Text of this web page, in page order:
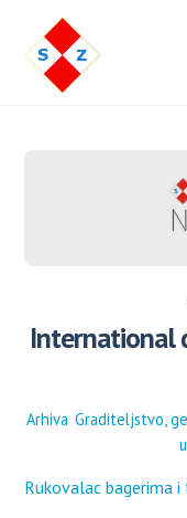
International
Arhiva Graditeljstvo,
Rukovalac bagerima